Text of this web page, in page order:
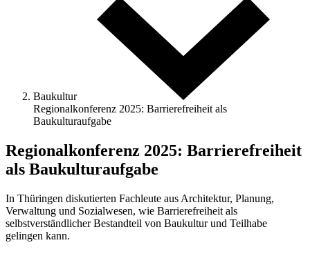
Baukultur
Regionalkonferenz 2025: Barrierefreiheit als
Baukulturaufgabe
Regionalkonferenz 2025: Barrierefreiheit
als Baukulturaufgabe
In Thüringen diskutierten Fachleute aus Architektur, Planung,
Verwaltung und Sozialwesen, wie Barrierefreiheit als
selbstverständlicher Bestandteil von Baukultur und Teilhabe
gelingen kann.